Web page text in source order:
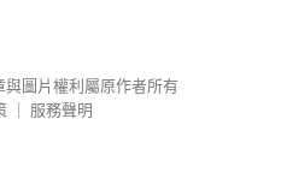
與圖片權利屬原作者所有
服務聲明